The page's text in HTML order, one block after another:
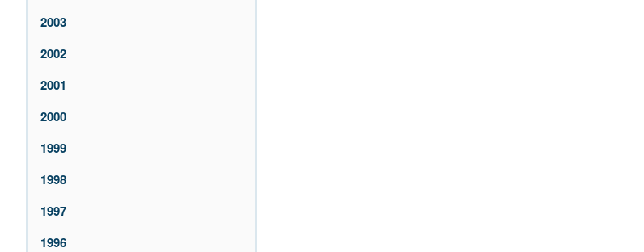
2003
2002
2001
2000
1999
1998
1997
1996